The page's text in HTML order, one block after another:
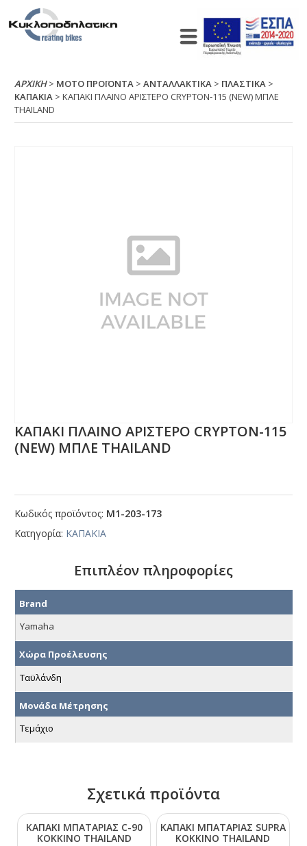
ΑΡΧΙΚΉ> ΜΟΤΟ ΠΡΟΪΟΝΤΑ >ΑΝΤΑΛΛΑΚΤΙΚΑ > ΠΛΑΣΤΙΚΑ >
ΚΑΠΑΚΙΑ > ΚΑΠΑΚΙ ΠΛΑΙΝΟ ΑΡΙΣΤΕΡΟ CRΥΡΤΟΝ-115 (ΝΕW) ΜΠΛΕ
ΤΗΑΙLΑΝD
ΚΑΠΑΚΙ ΠΛΑΙΝΟ ΑΡΙΣΤΕΡΟ CRΥΡΤΟΝ-115
(ΝΕW) ΜΠΛΕ ΤΗΑΙLΑΝD
Κωδικός προϊόντος: Μ1-203-173
Κατηγορία: ΚΑΠΑΚΙΑ
Επιπλέον πληροφορίες
Brand
Yamaha
Χώρα Προέλευσης
Ταϋλάνδη
Μονάδα Μέτρησης
Τεμάχιο
Σχετικά προϊόντα
ΚΑΠΑΚΙ ΜΠΑΤΑΡΙΑΣ C-90
ΚΟΚΚΙΝΟ ΤΗΑΙLΑΝD
ΚΑΠΑΚΙ ΜΠΑΤΑΡΙΑΣ SUΡRΑ
ΚΟΚΚΙΝΟ ΤΗΑΙLΑΝD